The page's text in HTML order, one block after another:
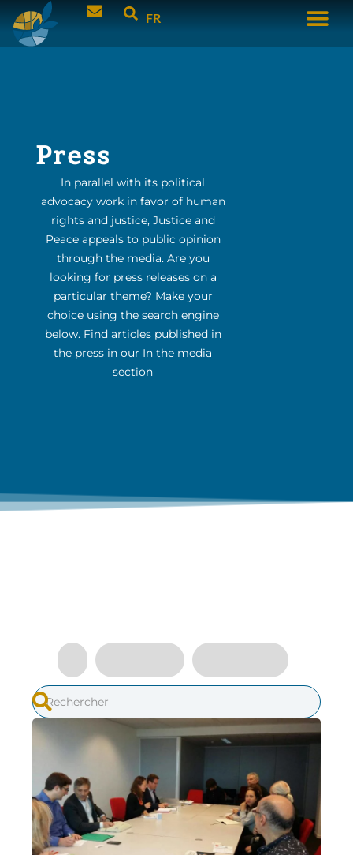
FR
Press
In parallel with its political
advocacy work in favor of human
rights and justice, Justice and
Peace appeals to public opinion
through the media. Are you
looking for press releases on a
particular theme? Make your
choice using the search engine
below. Find articles published in
the press in our In the media
section